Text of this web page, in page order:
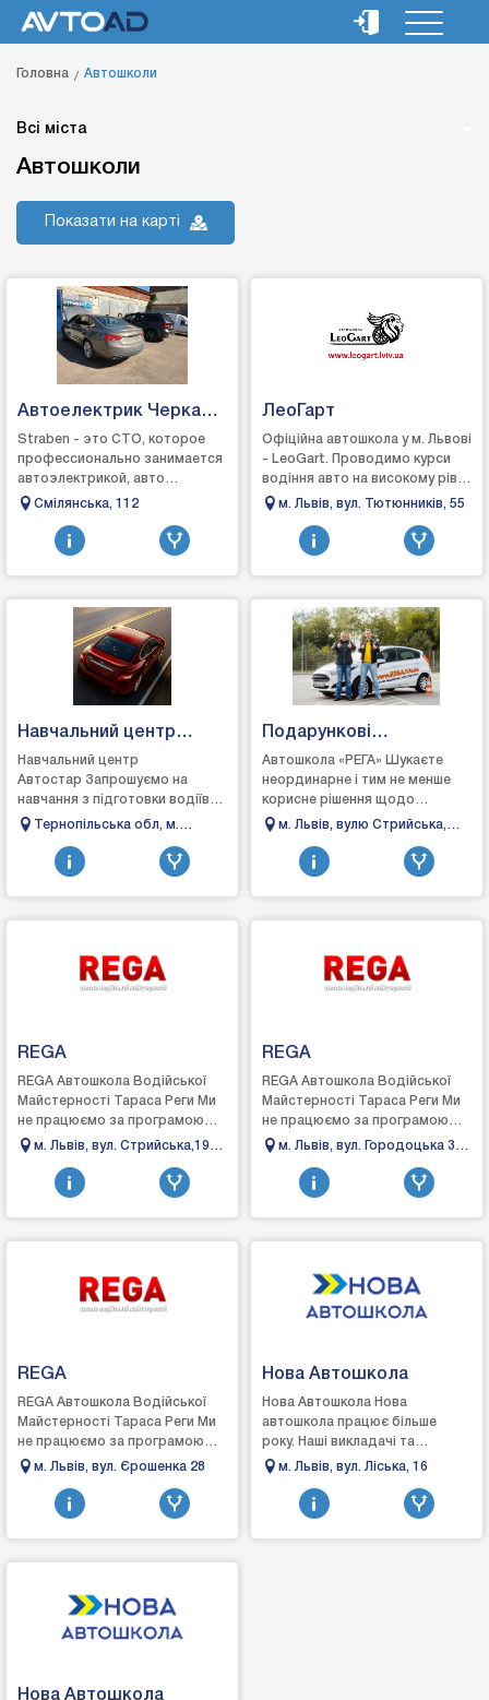
Головна Автошколи
Всі міста
Автошколи
Показати на карті
Автоелектрик Черкаси
Страбен
Straben - это СТО, которое
профессионально занимается
автоэлектрикой, авто
диагностикой,
Черкассах, наш персонал
имеет опыт ра...
Смілянська, 112
ЛеоГарт
Офіційна автошкола у м. Львові
- LeoGart. Проводимо курси
водіння авто на високому рівні
за короткий термін (2 місяці -
м. Львів, вул. Тютюнників, 55
Навчальний центр
автостар
Навчальний центр
Автостар Запрошуємо на
навчання з підготовки водіїв
автотранспортних засобів
перепідготовки: BE, СЕ...
Тернопільська обл, м.
Кременець, вул Дубенська
Подарункові
сертифікати від
автошколи «РЕГА»
Автошкола «РЕГА» Шукаєте
неординарне і тим не менше
корисне рішення щодо
подарунку? Як щодо курсу
нашою допомогу Ви може...
м. Львів, вулю Стрийська,
REGA
REGA Автошкола Водійської
Майстерності Тараса Реги Ми
не працюємо за програмою
звичайної автошколи – у нас
готуємо ...
м. Львів, вул. Стрийська,199
(територія стадіону "Арена
Львів")
REGA
REGA Автошкола Водійської
Майстерності Тараса Реги Ми
не працюємо за програмою
звичайної автошколи – у нас
готуємо ...
м. Львів, вул. Городоцька 300
(територія ТЦ
REGA
REGA Автошкола Водійської
Майстерності Тараса Реги Ми
не працюємо за програмою
звичайної автошколи – у нас
готуємо ...
м. Львів, вул. Єрошенка 28
Нова Автошкола
Нова Автошкола Нова
автошкола працює більше
року. Наші викладачі та
інструктори – досвічені
володіють чудовими
педагогіч...
м. Львів, вул. Ліська, 16
Нова Автошкола